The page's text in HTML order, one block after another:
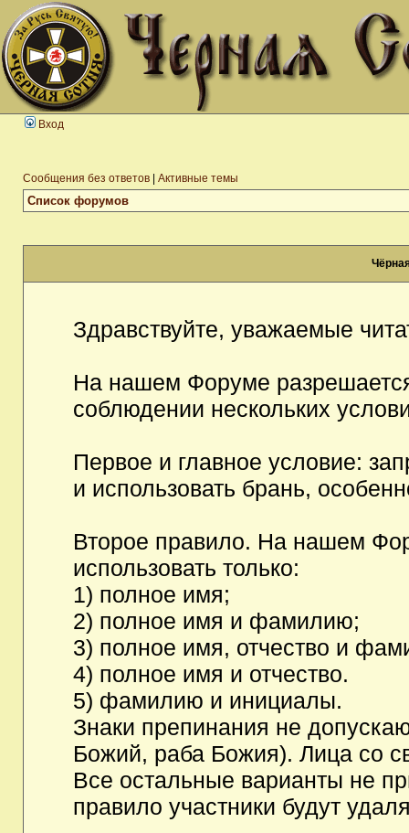
Вход
Сообщения без ответов Активные темы
Список форумов
Здравствуйте, уважаемые
На нашем Форуме
соблюдении нескольких
Первое и главное условие:
и использовать брань,
Второе правило. На нашем
использовать только:
1) полное имя;
2) полное имя и фамилию;
3) полное имя, отчество и
4) полное имя и отчество.
5) фамилию и инициалы.
Знаки препинания не
Божий, раба Божия). Лица со
Все остальные варианты не
правило участники будут